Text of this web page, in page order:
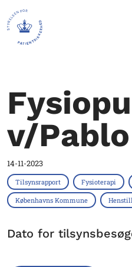
v/
14-11-2023
Tilsynsrapport Fysioterapi
Københavns Kommune
Dato for